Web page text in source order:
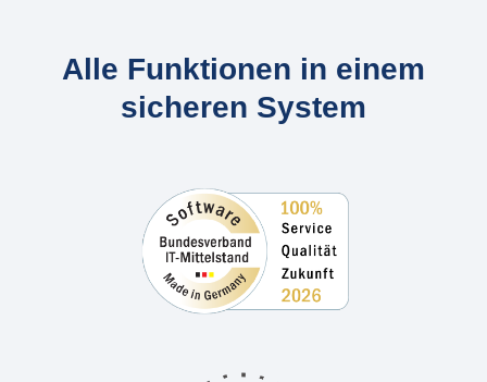
Alle Funktionen in einem
sicheren System